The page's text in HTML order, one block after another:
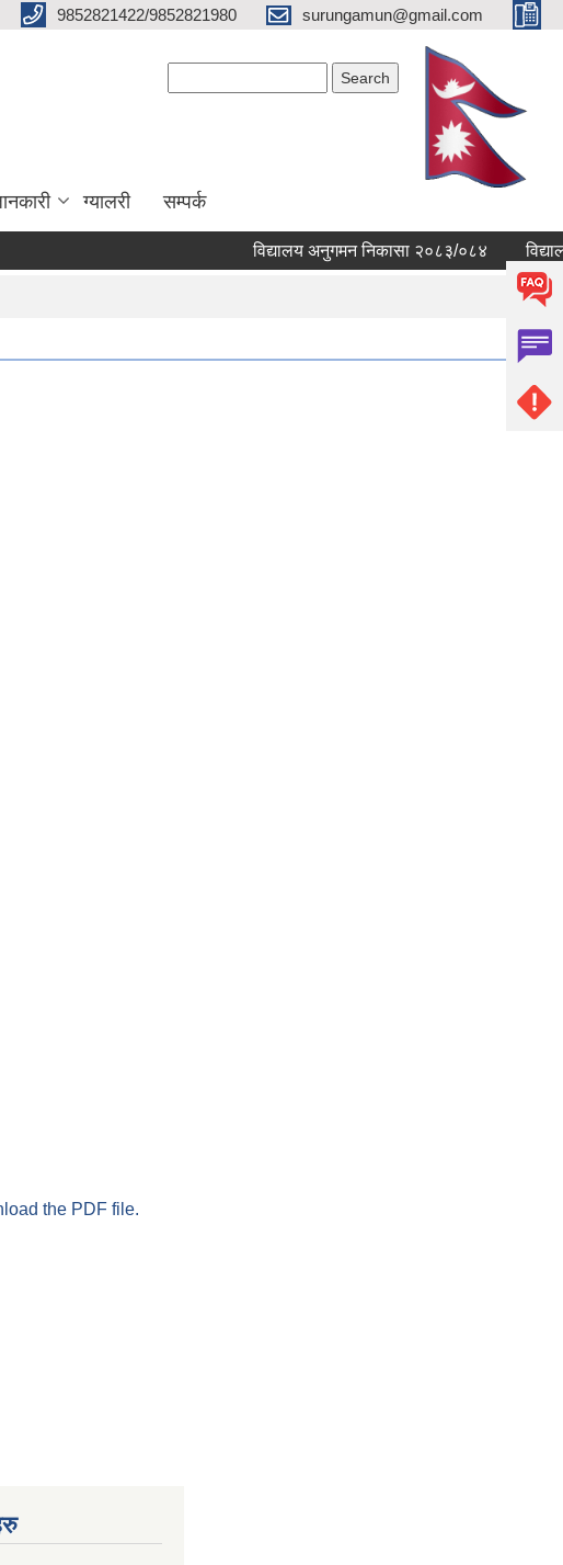
9852821422/9852821980 surungamun@gmail.com
ग्यालरी सम्पर्क
विद्यालय अनुगमन निकासा २०८३/०८४
the PDF file.